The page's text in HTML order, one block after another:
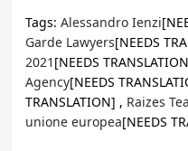
Tags: Alessandro Ienzi
Garde Lawyers[NEEDS
2021 [NEEDS
Agency[NEEDS
TRANSLATION] , Raizes
unione europea[NEEDS